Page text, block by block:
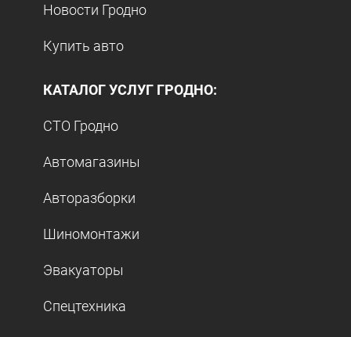
Новости Гродно
Купить авто
КАТАЛОГ УСЛУГ ГРОДНО:
СТО Гродно
Автомагазины
Авторазборки
Шиномонтажи
Эвакуаторы
Спецтехника